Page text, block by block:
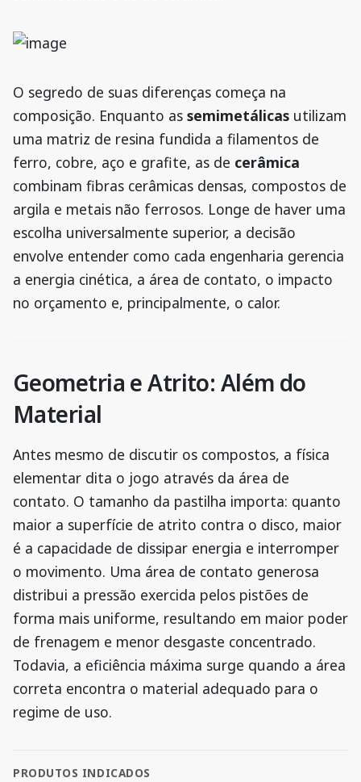
O segredo de suas diferenças começa na
composição. Enquanto as semimetálicas utilizam
uma matriz de resina fundida a filamentos de
ferro, cobre, aço e grafite, as de cerâmica
combinam fibras cerâmicas densas, compostos de
argila e metais não ferrosos. Longe de haver uma
escolha universalmente superior, a decisão
envolve entender como cada engenharia gerencia
a energia cinética, a área de contato, o impacto
no orçamento e, principalmente, o calor.
Geometria e Atrito: Além do
Material
Antes mesmo de discutir os compostos, a física
elementar dita o jogo através da área de
contato. O tamanho da pastilha importa: quanto
maior a superfície de atrito contra o disco, maior
é a capacidade de dissipar energia e interromper
o movimento. Uma área de contato generosa
distribui a pressão exercida pelos pistões de
forma mais uniforme, resultando em maior poder
de frenagem e menor desgaste concentrado.
Todavia, a eficiência máxima surge quando a área
correta encontra o material adequado para o
regime de uso.
PRODUTOS INDICADOS